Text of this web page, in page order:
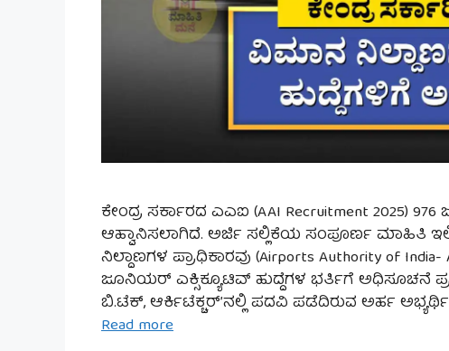
ಕೇಂದ್ರ ಸರ್ಕಾರದ ಎಎಐ (AAI Recruitment 2025)
ಆಹ್ವಾನಿಸಲಾಗಿದೆ. ಅರ್ಜಿ ಸಲ್ಲಿಕೆಯ ಸಂಪೂರ್ಣ ಮಾಹಿತಿ
ನಿಲ್ದಾಣಗಳ ಪ್ರಾಧಿಕಾರವು (Airports Authority of
ಜೂನಿಯರ್ ಎಕ್ಸಿಕ್ಯೂಟಿವ್ ಹುದ್ದೆಗಳ ಭರ್ತಿಗೆ ಅಧಿಸೂಚನೆ
ಬಿ.ಟೆಕ್, ಆರ್ಕಿಟೆಕ್ಚರ್’ನಲ್ಲಿ ಪದವಿ ಪಡೆದಿರುವ ಅರ್ಹ
Read more